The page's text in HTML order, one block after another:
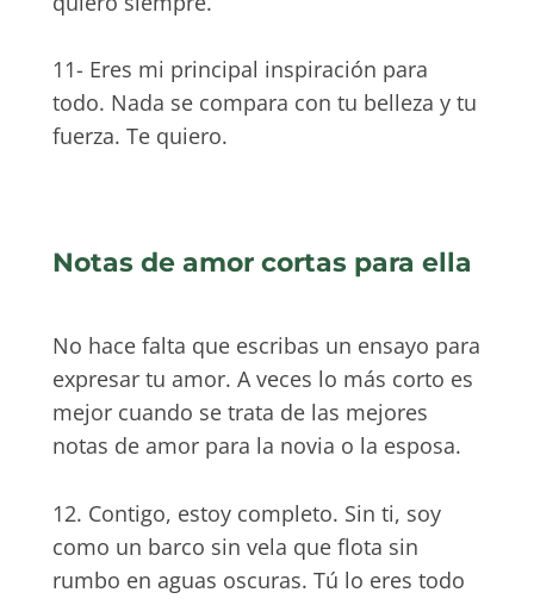
11- Eres mi principal inspiración para
todo. Nada se compara con tu belleza y tu
fuerza. Te quiero.
Notas de amor cortas para ella
No hace falta que escribas un ensayo para
expresar tu amor. A veces lo más corto es
mejor cuando se trata de las mejores
notas de amor para la novia o la esposa.
12. Contigo, estoy completo. Sin ti, soy
como un barco sin vela que flota sin
rumbo en aguas oscuras. Tú lo eres todo